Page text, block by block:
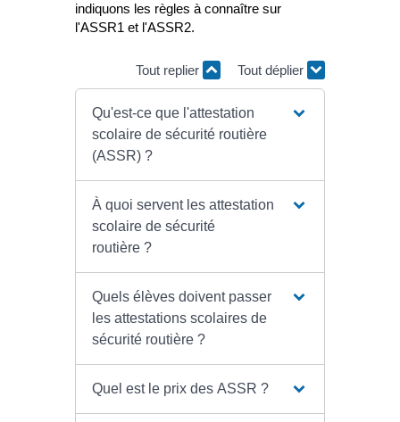
indiquons les règles à connaître sur
l'ASSR1 et l'ASSR2.
Tout replier Tout déplier
Qu'est-ce que l'attestation
scolaire de sécurité routière
(ASSR) ?
À quoi servent les attestation
scolaire de sécurité
routière ?
Quels élèves doivent passer
les attestations scolaires de
sécurité routière ?
Quel est le prix des ASSR ?